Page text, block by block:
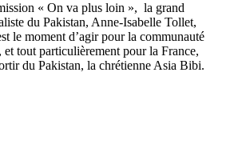
« On va plus loin », la grand
du Pakistan, Anne-Isabelle Tollet,
le moment d’agir pour la communauté
et tout particulièrement pour la France,
du Pakistan, la chrétienne Asia Bibi.